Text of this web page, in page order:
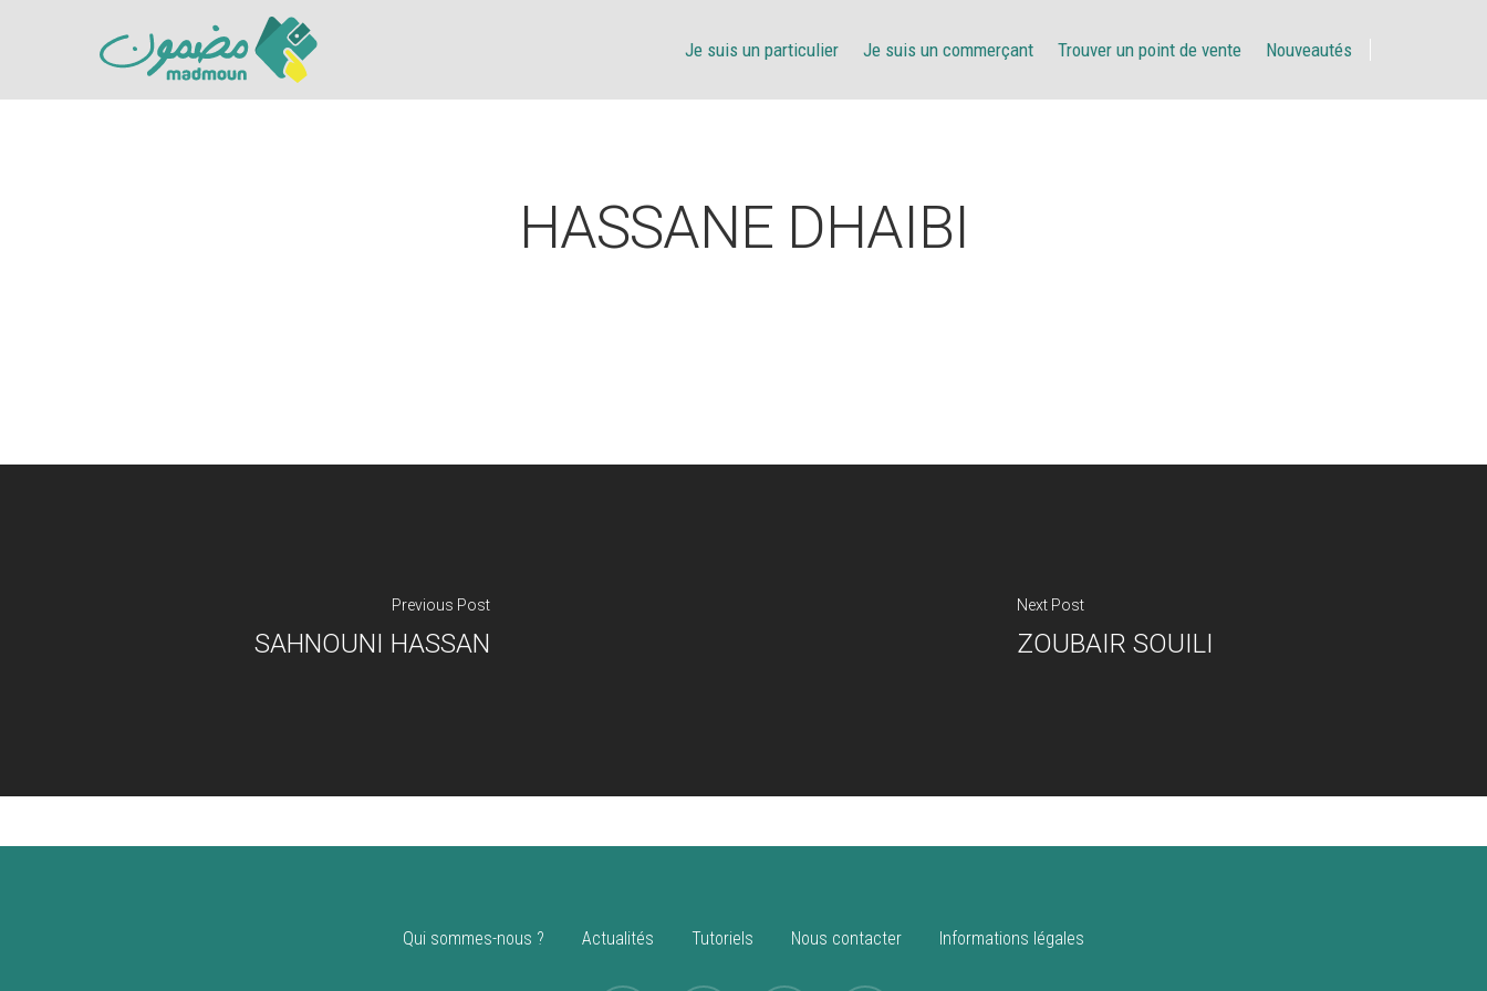
Je suis un particulier Je suis un commerçant Trouver un point de vente Nouveautés
HASSANE DHAIBI
Previous Post
SAHNOUNI HASSAN
Next Post
ZOUBAIR SOUILI
Qui sommes-nous ? Actualités Tutoriels Nous contacter Informations légales